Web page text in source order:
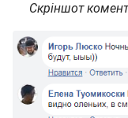
Скріншот